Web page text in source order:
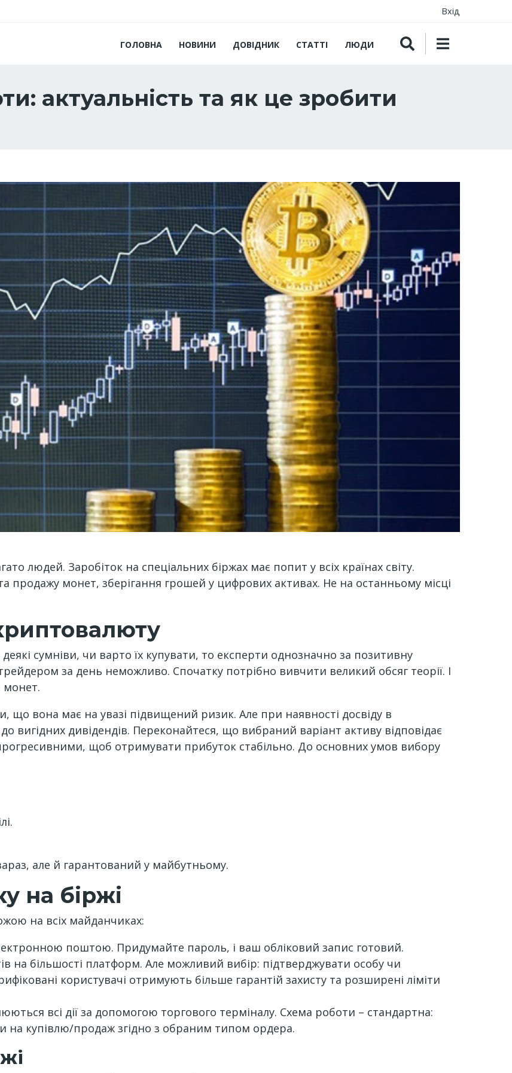
Вхід
ГОЛОВНА НОВИНИ ДОВІДНИК СТАТТІ ЛЮДИ
актуальність та як це зробити
людей. Заробіток на спеціальних біржах має попит у всіх країнах світу.
продажу монет, зберігання грошей у цифрових активах. Не на останньому місці
сумніви, чи варто їх купувати, то експерти однозначно за позитивну
за день неможливо. Спочатку потрібно вивчити великий обсяг теорії. І
що вона має на увазі підвищений ризик. Але при наявності досвіду в
вигідних дивідендів. Переконайтеся, що вибраний варіант активу відповідає
щоб отримувати прибуток стабільно. До основних умов вибору
але й гарантований у майбутньому.
на біржі
на всіх майданчиках:
поштою. Придумайте пароль, і ваш обліковий запис готовий.
на більшості платформ. Але можливий вибір: підтверджувати особу чи
користувачі отримують більше гарантій захисту та розширені ліміти
всі дії за допомогою торгового терміналу. Схема роботи – стандартна:
на купівлю/продаж згідно з обраним типом ордера.